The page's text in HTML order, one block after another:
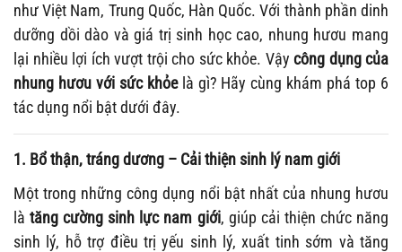
như Việt Nam, Trung Quốc, Hàn Quốc. Với thành phần dinh
dưỡng dồi dào và giá trị sinh học cao, nhung hươu mang
lại nhiều lợi ích vượt trội cho sức khỏe. Vậy công dụng của
nhung hươu với sức khỏelà gì? Hãy cùng khám phá top 6
tác dụng nổi bật dưới đây.
1. Bổ thận, tráng dương – Cải thiện sinh lý nam giới
Một trong những công dụng nổi bật nhất của nhung hươu
làtăng cường sinh lực nam giới, giúp cải thiện chức năng
sinh lý, hỗ trợ điều trị yếu sinh lý, xuất tinh sớm và tăng